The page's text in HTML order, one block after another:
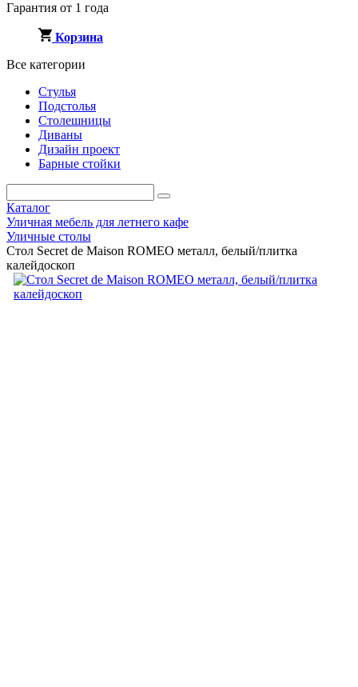
Гарантия от 1 года
Корзина
Все категории
Стулья
Подстолья
Столешницы
Диваны
Дизайн проект
Барные стойки
Каталог
Уличная мебель для летнего кафе
Уличные столы
Стол Secret de Maison ROMEO металл, белый/плитка
калейдоскоп